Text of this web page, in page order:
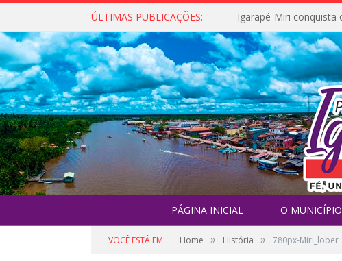
ÚLTIMAS PUBLICAÇÕES:
PÁGINA INICIAL O MUNICÍPIO
VOCÊ ESTÁ EM: Home » História » 780px-Miri_lober